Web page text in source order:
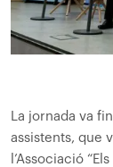
La jornada va
assistents, que
l’Associació